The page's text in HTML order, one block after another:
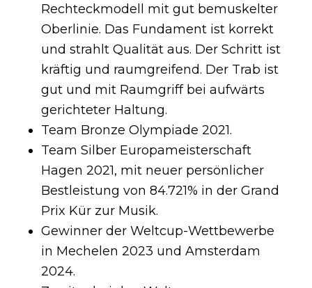
Rechteckmodell mit gut bemuskelter
Oberlinie. Das Fundament ist korrekt
und strahlt Qualität aus. Der Schritt ist
kräftig und raumgreifend. Der Trab ist
gut und mit Raumgriff bei aufwärts
gerichteter Haltung.
Team Bronze Olympiade 2021.
Team Silber Europameisterschaft
Hagen 2021, mit neuer persönlicher
Bestleistung von 84.721% in der Grand
Prix Kür zur Musik.
Gewinner der Weltcup-Wettbewerbe
in Mechelen 2023 und Amsterdam
2024.